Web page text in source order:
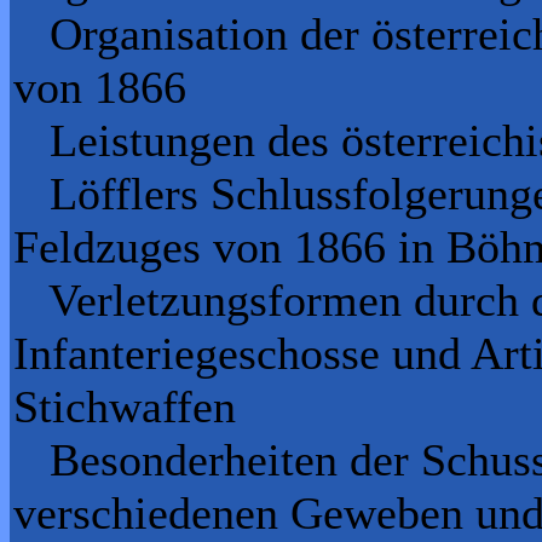
Organisation der
von 1866
Leistungen des
Löfflers
Feldzuges von 1866 in
Verletzungsformen durch
Infanteriegeschosse und
Stichwaffen
Besonderheiten der
verschiedenen Geweben